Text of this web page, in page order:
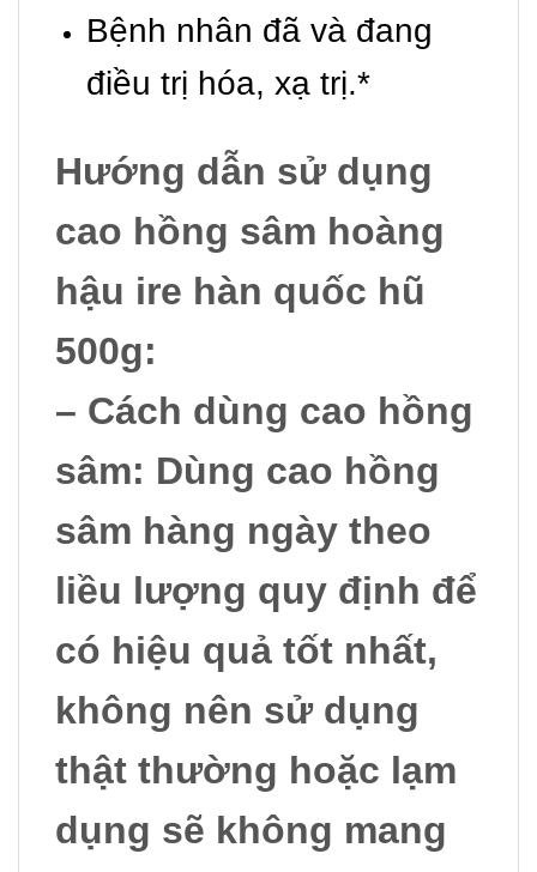
Bệnh nhân đã và đang
điều trị hóa, xạ trị.*
Hướng dẫn sử dụng
cao hồng sâm hoàng
hậu ire hàn quốc hũ
500g:
– Cách dùng cao hồng
sâm: Dùng cao hồng
sâm hàng ngày theo
liều lượng quy định để
có hiệu quả tốt nhất,
không nên sử dụng
thật thường hoặc lạm
dụng sẽ không mang